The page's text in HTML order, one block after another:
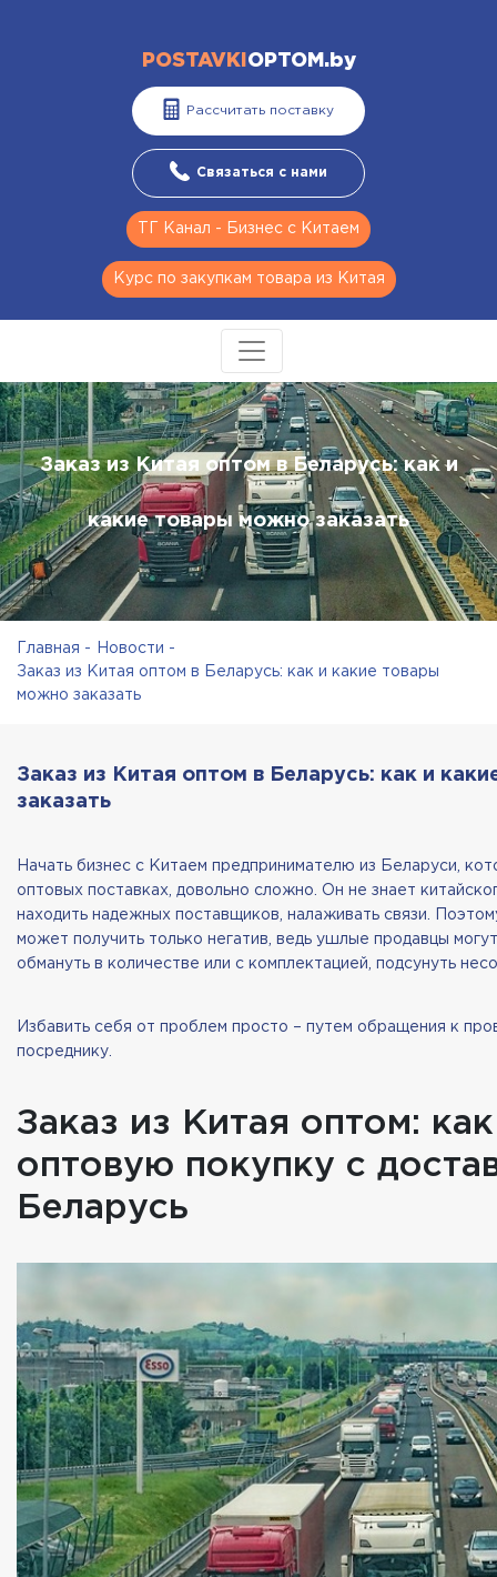
POSTAVKI OPTOM.by
Рассчитать поставку
Связаться с нами
ТГ Канал - Бизнес с Китаем
Курс по закупкам товара из Китая
Заказ из Китая оптом в Беларусь: как и
какие товары можно заказать
Главная
Новости
Заказ из Китая оптом в Беларусь: как и какие товары
можно заказать
Заказ из Китая оптом в Беларусь: как и
заказать
Начать бизнес с Китаем предпринимателю из Беларуси,
оптовых поставках, довольно сложно. Он не знает
находить надежных поставщиков, налаживать связи.
может получить только негатив, ведь ушлые продавцы могут
обмануть в количестве или с комплектацией, подсунуть
Избавить себя от проблем просто – путем обращения к
посреднику.
Заказ из Китая оптом:
оптовую покупку с
Беларусь